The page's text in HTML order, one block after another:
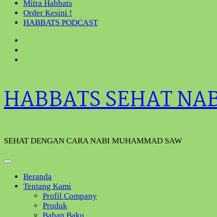
Mitra Habbats
Order Kesini !
HABBATS PODCAST
HABBATS SEHAT
SEHAT DENGAN CARA NABI MUHAMMAD SAW
Beranda
Tentang Kami
Profil Company
Produk